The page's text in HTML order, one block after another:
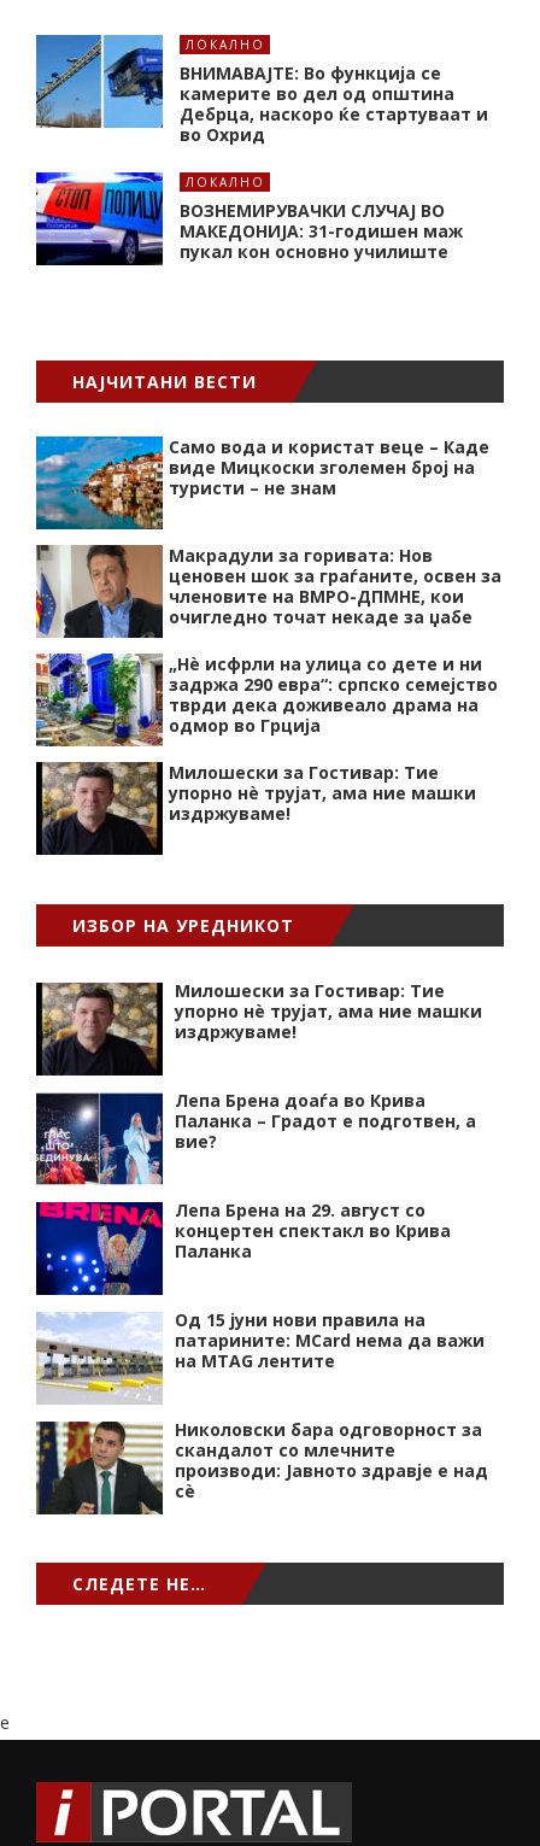
ЛОКАЛНО
ВНИМАВАЈТЕ: Во функција се
камерите во дел од општина
Дебрца, наскоро ќе стартуваат и
во Охрид
ЛОКАЛНО
ВОЗНЕМИРУВАЧКИ СЛУЧАЈ ВО
МАКЕДОНИЈА: 31-годишен маж
пукал кон основнo училиште
НАЈЧИТАНИ ВЕСТИ
Само вода и користат веце – Каде
виде Мицкоски зголемен број на
туристи – не знам
Макрадули за горивата: Нов
ценовен шок за граѓаните, освен за
членовите на ВМРО-ДПМНЕ, кои
очигледно точат некаде за џабе
„Нѐ исфрли на улица со дете и ни
задржа 290 евра“: српско семејство
тврди дека доживеало драма на
одмор во Грција
Милошески за Гостивар: Тие
упорно нѐ трујат, ама ние машки
издржуваме!
ИЗБОР НА УРЕДНИКОТ
Милошески за Гостивар: Тие
упорно нѐ трујат, ама ние машки
издржуваме!
Лепа Брена доаѓа во Крива
Паланка – Градот е подготвен, а
вие?
Лепа Брена на 29. август со
концертен спектакл во Крива
Паланка
Од 15 јуни нови правила на
патарините: MCard нема да важи
на MTAG лентите
Николовски бара одговорност за
скандалот со млечните
производи: Јавното здравје е над
сѐ
СЛЕДЕТЕ НЕ…
e